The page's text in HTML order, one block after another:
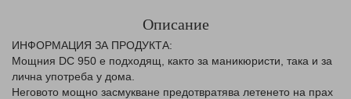
Описание
ИНФОРМАЦИЯ ЗА ПРОДУКТА:
Мощния DC 950 е подходящ, както за маникюристи, така и за
лична употреба у дома.
Неговото мощно засмукване предотвратява летенето на прах